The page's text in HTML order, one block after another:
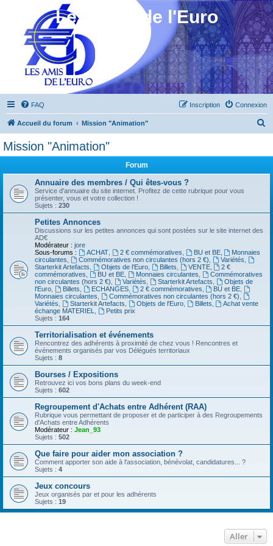
Les Amis de l'Euro
FAQ Connexion
Inscription
Accueil du forum Mission "Animation"
Mission "Animation"
Forum
Annuaire des membres / Qui êtes-vous ?
Service d'annuaire du site internet. Profitez de cette rubrique pour vous
présenter, vous et votre collection !
Sujets : 230
Petites Annonces
Discussions sur les petites annonces qui sont postées sur le site internet des
AD€
Modérateur : jore
Sous-forums :
ACHAT, 2 € commémoratives BU et BE,
Monnaies
circulantes
Commémoratives non circulantes (hors 2 €) Variétés
Starterkit Artefacts
Objets de l'Euro, Billets VENTE,
2 €
commémoratives
BU et BE, Monnaies circulantes
Commémoratives
non circulantes (hors 2 €)
Variétés Starterkit Artefacts
Objets de
l'Euro
Billets ECHANGES, 2 € commémoratives BU et BE
Monnaies circulantes
Commémoratives non circulantes (hors 2 €)
Variétés
Starterkit Artefacts Objets de l'Euro, Billets
Achat vente
échange MATERIEL
Petits prix
Sujets : 164
Territorialisation et événements
Rencontrez des adhérents à proximité de chez vous ! Rencontres et
événements organisés par vos Délégués territoriaux
Sujets : 8
Bourses / Expositions
Retrouvez ici vos bons plans du week-end
Sujets : 602
Regroupement d'Achats entre Adhérent (RAA)
Rubrique vous permettant de proposer et de participer à des Regroupements
d'Achats entre Adhérents
Modérateur : Jean_93
Sujets : 502
Que faire pour aider mon association ?
Comment apporter son aide à l'association, bénévolat, candidatures... ?
Sujets : 4
Jeux concours
Jeux organisés par et pour les adhérents
Sujets : 19
Aller